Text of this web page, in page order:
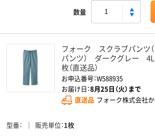
数量
フォーク スクラブパンツ
パンツ） ダークグレー
枚（直送品）
お申込番号：W588935
お届け日：8月25日（火）まで
直送品 フォーク株式会社
型番 販売単位 1枚